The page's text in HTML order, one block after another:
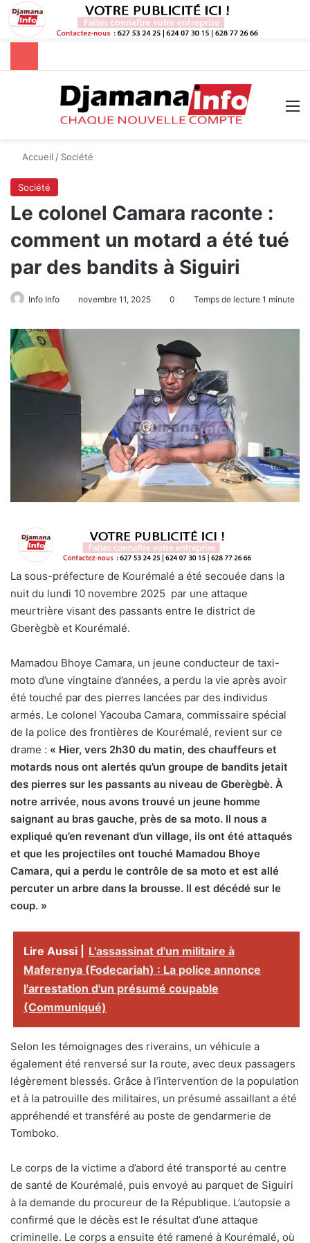
Rechercher
Accueil / Société
Société
Le colonel Camara raconte :
comment un motard a été tué
par des bandits à Siguiri
Info Info novembre 11, 2025 0 Temps de lecture 1 minute
La sous-préfecture de Kourémalé a été secouée dans la
nuit du lundi 10 novembre 2025 par une attaque
meurtrière visant des passants entre le district de
Gberègbè et Kourémalé.
Mamadou Bhoye Camara, un jeune conducteur de taxi-
moto d’une vingtaine d’années, a perdu la vie après avoir
été touché par des pierres lancées par des individus
armés. Le colonel Yacouba Camara, commissaire spécial
de la police des frontières de Kourémalé, revient sur ce
drame : « Hier, vers 2h30 du matin, des chauffeurs et
motards nous ont alertés qu’un groupe de bandits jetait
des pierres sur les passants au niveau de Gberègbè. À
notre arrivée, nous avons trouvé un jeune homme
saignant au bras gauche, près de sa moto. Il nous a
expliqué qu’en revenant d’un village, ils ont été attaqués
et que les projectiles ont touché Mamadou Bhoye
Camara, qui a perdu le contrôle de sa moto et est allé
percuter un arbre dans la brousse. Il est décédé sur le
coup. »
Lire Aussi |
L'assassinat d'un militaire à
Maferenya (Fodecariah) : La police annonce
l'arrestation d'un présumé coupable
(Communiqué)
Selon les témoignages des riverains, un véhicule a
également été renversé sur la route, avec deux passagers
légèrement blessés. Grâce à l’intervention de la population
et à la patrouille des militaires, un présumé assaillant a été
appréhendé et transféré au poste de gendarmerie de
Tomboko.
Le corps de la victime a d’abord été transporté au centre
de santé de Kourémalé, puis envoyé au parquet de Siguiri
à la demande du procureur de la République. L’autopsie a
confirmé que le décès est le résultat d’une attaque
criminelle. Le corps a ensuite été ramené à Kourémalé, où